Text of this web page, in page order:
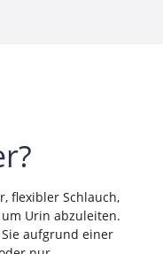
flexibler Schlauch,
Urin abzuleiten.
aufgrund einer